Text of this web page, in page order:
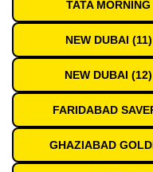
TATA
NEW DUBAI
NEW DUBAI
FARIDABAD
GHAZIABAD